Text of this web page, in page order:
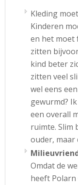
Kleding moet
Kinderen
en het moet
zitten
kind beter
zitten veel
wel eens
gewurmd?
een overall
ruimte. Slim
ouder, maar
Omdat de
heeft Polarn